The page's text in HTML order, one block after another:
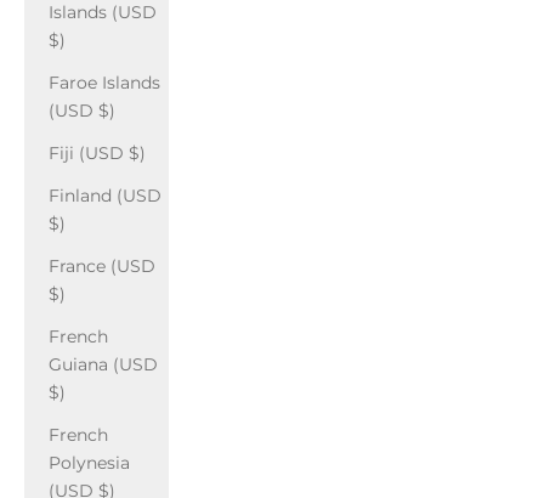
Islands (USD
$)
Faroe Islands
(USD $)
Fiji (USD $)
Finland (USD
$)
France (USD
$)
French
Guiana (USD
$)
French
Polynesia
(USD $)